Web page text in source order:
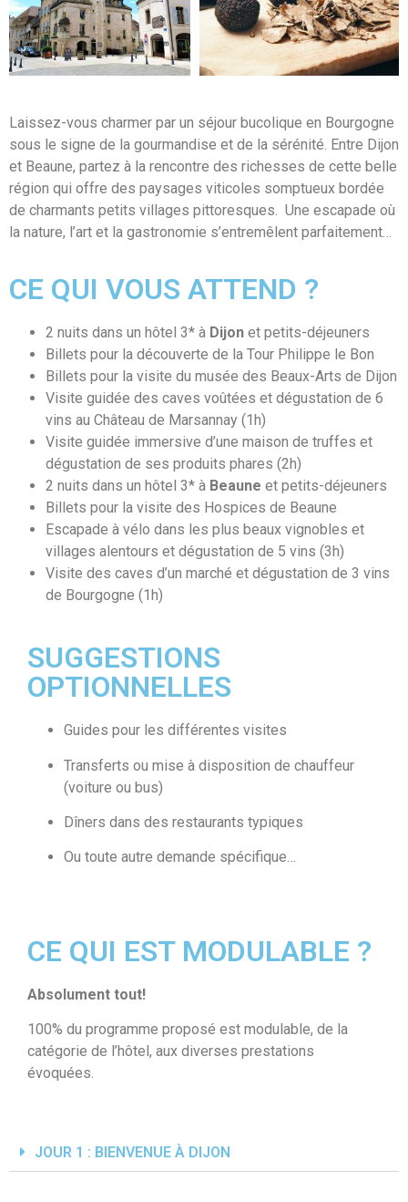
Laissez-vous charmer par un séjour bucolique en Bourgogne
sous le signe de la gourmandise et de la sérénité. Entre Dijon
et Beaune, partez à la rencontre des richesses de cette belle
région qui offre des paysages viticoles somptueux bordée
de charmants petits villages pittoresques. Une escapade où
la nature, l’art et la gastronomie s’entremêlent parfaitement…
CE QUI VOUS ATTEND ?
2 nuits dans un hôtel 3* à Dijon et petits-déjeuners
Billets pour la découverte de la Tour Philippe le Bon
Billets pour la visite du musée des Beaux-Arts de Dijon
Visite guidée des caves voûtées et dégustation de 6
vins au Château de Marsannay (1h)
Visite guidée immersive d’une maison de truffes et
dégustation de ses produits phares (2h)
2 nuits dans un hôtel 3* à Beaune et petits-déjeuners
Billets pour la visite des Hospices de Beaune
Escapade à vélo dans les plus beaux vignobles et
villages alentours et dégustation de 5 vins (3h)
Visite des caves d’un marché et dégustation de 3 vins
de Bourgogne (1h)
SUGGESTIONS
OPTIONNELLES
Guides pour les différentes visites
Transferts ou mise à disposition de chauffeur
(voiture ou bus)
Dîners dans des restaurants typiques
Ou toute autre demande spécifique…
CE QUI EST MODULABLE ?
Absolument tout!
100% du programme proposé est modulable, de la
catégorie de l’hôtel, aux diverses prestations
évoquées.
JOUR 1 : BIENVENUE À DIJON